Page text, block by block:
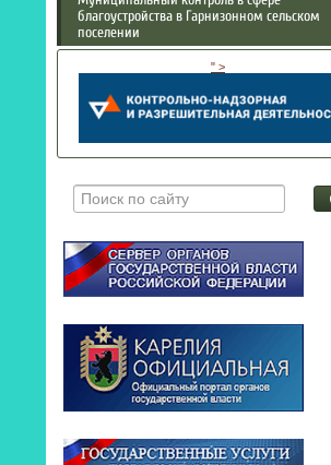
благоустройства в Гарнизонном сельском
поселении
" >